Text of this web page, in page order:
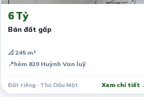
6 Tỷ
Bán đất gấp
📐 245 m²
📍hẻm 820 Huỳnh Van luỹ
Đất riêng · Thủ Dầu Một Xem chi tiết